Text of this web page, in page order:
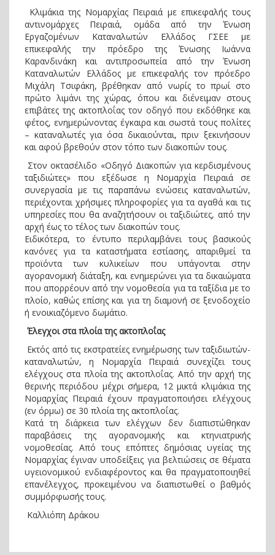
Κλιμάκια της Νομαρχίας Πειραιά με επικεφαλής τους
αντινομάρχες Πειραιά, ομάδα από την Ένωση
Εργαζομένων Καταναλωτών Ελλάδος ΓΣΕΕ με
επικεφαλής την πρόεδρο της Ένωσης Ιωάννα
Καρανδινάκη και αντιπροσωπεία από την Ένωση
Καταναλωτών Ελλάδος με επικεφαλής τον πρόεδρο
Μιχάλη Τσιφάκη, βρέθηκαν από νωρίς το πρωί στο
πρώτο λιμάνι της χώρας, όπου και διένειμαν στους
επιβάτες της ακτοπλοΐας τον οδηγό που εκδόθηκε και
φέτος, ενημερώνοντας έγκαιρα και σωστά τους πολίτες
– καταναλωτές για όσα δικαιούνται, πριν ξεκινήσουν
και αφού βρεθούν στον τόπο των διακοπών τους.
Στον οκτασέλιδο «Οδηγό Διακοπών για κερδισμένους
ταξιδιώτες» που εξέδωσε η Νομαρχία Πειραιά σε
συνεργασία με τις παραπάνω ενώσεις καταναλωτών,
περιέχονται χρήσιμες πληροφορίες για τα αγαθά και τις
υπηρεσίες που θα αναζητήσουν οι ταξιδιώτες, από την
αρχή έως το τέλος των διακοπών τους.
Ειδικότερα, το έντυπο περιλαμβάνει τους βασικούς
κανόνες για τα καταστήματα εστίασης, απαριθμεί τα
προϊόντα των κυλικείων που υπάγονται στην
αγορανομική διάταξη, και ενημερώνει για τα δικαιώματα
που απορρέουν από την νομοθεσία για τα ταξίδια με το
πλοίο, καθώς επίσης και για τη διαμονή σε ξενοδοχείο
ή ενοικιαζόμενο δωμάτιο.
Έλεγχοι στα πλοία της ακτοπλοΐας
Εκτός από τις εκστρατείες ενημέρωσης των ταξιδιωτών-
καταναλωτών, η Νομαρχία Πειραιά συνεχίζει τους
ελέγχους στα πλοία της ακτοπλοΐας. Από την αρχή της
θερινής περιόδου μέχρι σήμερα, 12 μικτά κλιμάκια της
Νομαρχίας Πειραιά έχουν πραγματοποιήσει ελέγχους
(εν όρμω) σε 30 πλοία της ακτοπλοΐας.
Κατά τη διάρκεια των ελέγχων δεν διαπιστώθηκαν
παραβάσεις της αγορανομικής και κτηνιατρικής
νομοθεσίας. Από τους επόπτες δημόσιας υγείας της
Νομαρχίας έγιναν υποδείξεις για βελτιώσεις σε θέματα
υγειονομικού ενδιαφέροντος και θα πραγματοποιηθεί
επανέλεγχος, προκειμένου να διαπιστωθεί ο βαθμός
συμμόρφωσής τους.
Καλλιόπη Δράκου